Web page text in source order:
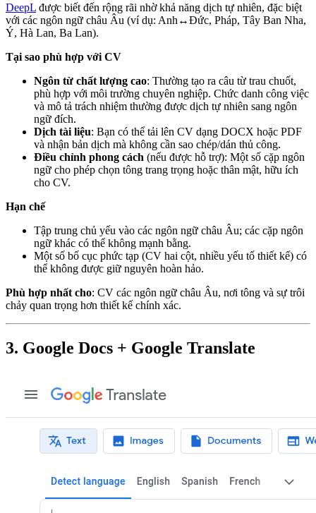
DeepL được biết đến rộng rãi nhờ khả năng dịch tự nhiên, đặc biệt
với các ngôn ngữ châu Âu (ví dụ: Anh↔Đức, Pháp, Tây Ban Nha,
Ý, Hà Lan, Ba Lan).
Tại sao phù hợp với CV
Ngôn từ chất lượng cao: Thường tạo ra câu từ trau chuốt,
phù hợp với môi trường chuyên nghiệp. Chức danh công việc
và mô tả trách nhiệm thường được dịch tự nhiên sang ngôn
ngữ đích.
Dịch tài liệu: Bạn có thể tải lên CV dạng DOCX hoặc PDF
và nhận bản dịch mà không cần sao chép/dán thủ công.
Điều chỉnh phong cách (nếu được hỗ trợ): Một số cặp ngôn
ngữ cho phép chọn tông trang trọng hoặc thân mật, hữu ích
cho CV.
Hạn chế
Tập trung chủ yếu vào các ngôn ngữ châu Âu; các cặp ngôn
ngữ khác có thể không mạnh bằng.
Một số bố cục phức tạp (CV hai cột, nhiều yếu tố thiết kế) có
thể không được giữ nguyên hoàn hảo.
Phù hợp nhất cho: CV các ngôn ngữ châu Âu, nơi tông và sự trôi
chảy quan trọng hơn thiết kế chính xác.
3. Google Docs + Google Translate